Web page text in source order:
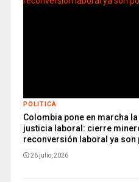
POLITICA
Colombia pone en marcha
justicia laboral: cierre
reconversión laboral ya son
26 julio, 2026